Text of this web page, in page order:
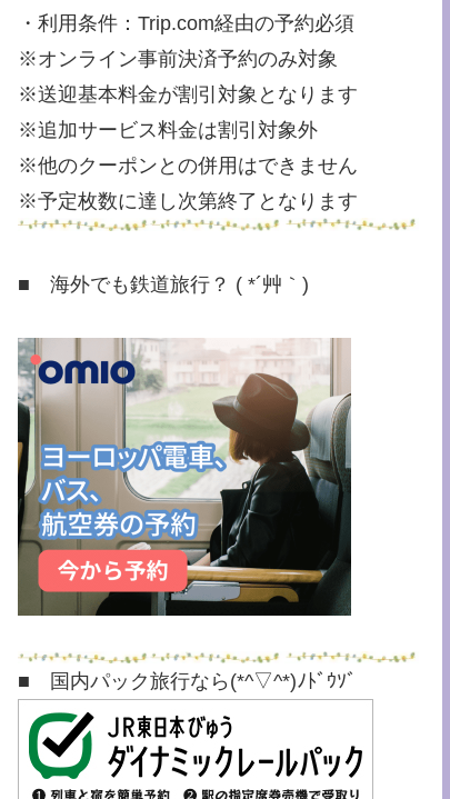
・利用条件：Trip.com経由の予約必須
※オンライン事前決済予約のみ対象
※送迎基本料金が割引対象となります
※追加サービス料金は割引対象外
※他のクーポンとの併用はできません
※予定枚数に達し次第終了となります
■ 海外でも鉄道旅行？ ( *´艸｀)
■ 国内パック旅行なら(*^▽^*)ﾉﾄﾞｳｿﾞ